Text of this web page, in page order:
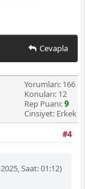
Cevapla
Yorumları: 166
Konuları: 12
Rep Puanı:9
Cinsiyet: Erkek
#4
Saat: 01:12)